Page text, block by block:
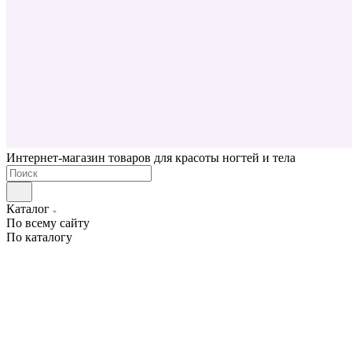
Интернет-магазин товаров для красоты ногтей и тела
Каталог
По всему сайту
По каталогу